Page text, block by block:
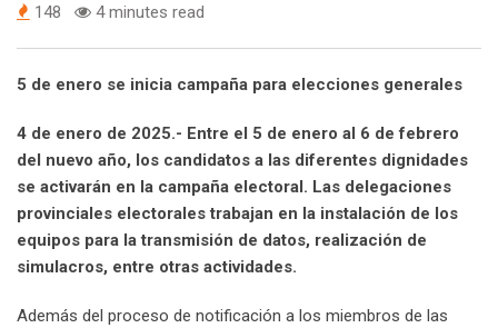
148 4 minutes read
5 de enero se inicia campaña para elecciones generales
4 de enero de 2025.- Entre el 5 de enero al 6 de febrero
del nuevo año, los candidatos a las diferentes dignidades
se activarán en la campaña electoral. Las delegaciones
provinciales electorales trabajan en la instalación de los
equipos para la transmisión de datos, realización de
simulacros, entre otras actividades.
Además del proceso de notificación a los miembros de las